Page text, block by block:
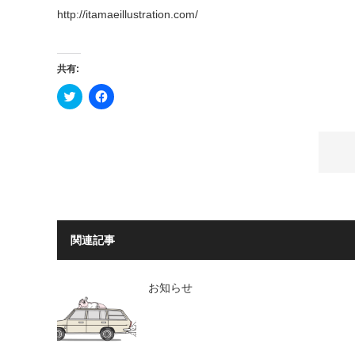
http://itamaeillustration.com/
共有:
ク
リ
い
ィ
ン
ド
き
ま
す)
Facebook
で
し
く
だ
さ
ウ
ィ
ン
ド
関連記事
お知らせ